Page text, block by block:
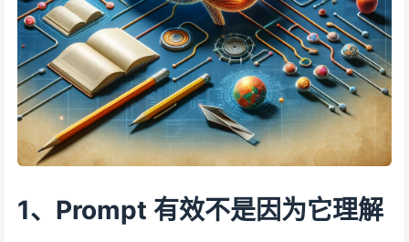
1、Prompt 有效不是因为它理解